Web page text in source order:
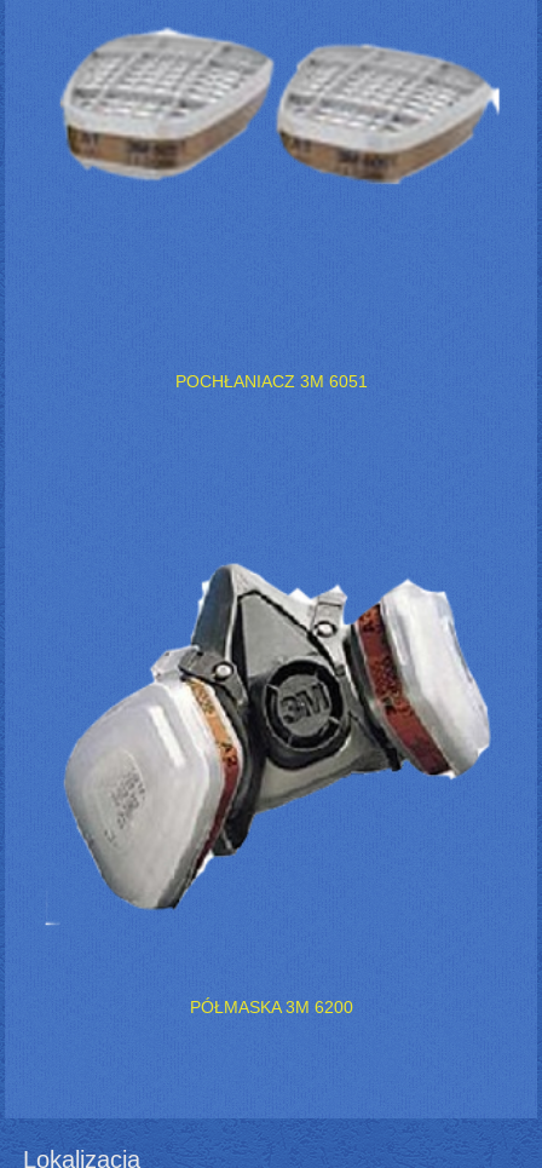
POCHŁANIACZ 3M 6051
PÓŁMASKA 3M 6200
Lokalizacja